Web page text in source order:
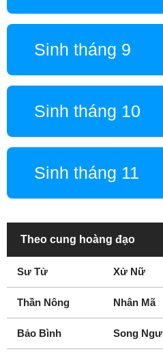
Sinh tháng 9
Sinh tháng 10
Sinh tháng 11
Theo cung hoàng đạo
Sư Tử Xử Nữ
Thần Nông Nhân Mã
Bảo Bình Song Ngư